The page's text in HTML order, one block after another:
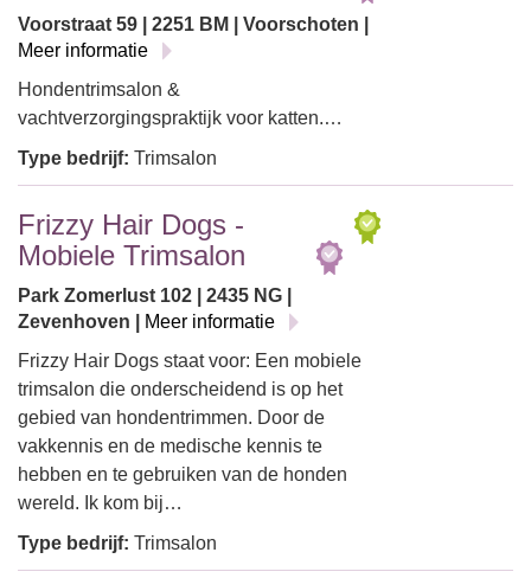
Voorstraat 59 | 2251 BM | Voorschoten |
Meer informatie
Hondentrimsalon &
vachtverzorgingspraktijk voor katten.…
Type bedrijf: Trimsalon
Frizzy Hair Dogs -
Mobiele Trimsalon
Park Zomerlust 102 | 2435 NG |
Zevenhoven |
Meer informatie
Frizzy Hair Dogs staat voor: Een mobiele
trimsalon die onderscheidend is op het
gebied van hondentrimmen. Door de
vakkennis en de medische kennis te
hebben en te gebruiken van de honden
wereld. Ik kom bij…
Type bedrijf: Trimsalon